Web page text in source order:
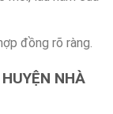
đồng rõ ràng.
NHÀ